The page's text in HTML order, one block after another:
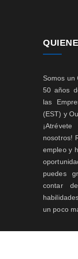
Somos un
50 años
las
(EST) y
nosotros!
empleo y
puedes
contar
un poco